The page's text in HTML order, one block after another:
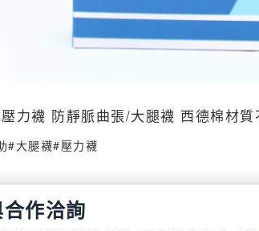
力襪 防靜脈曲張/大腿襪 西德棉材
#大腿襪#壓力襪
作洽詢